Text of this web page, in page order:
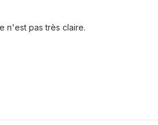
n'est pas très claire.